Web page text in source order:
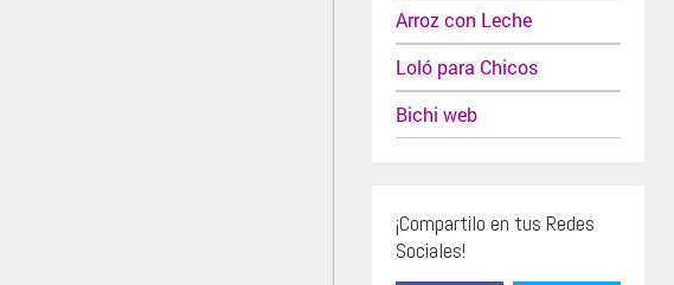
Arroz con Leche
Loló para Chicos
Bichi web
¡Compartilo en tus Redes
Sociales!